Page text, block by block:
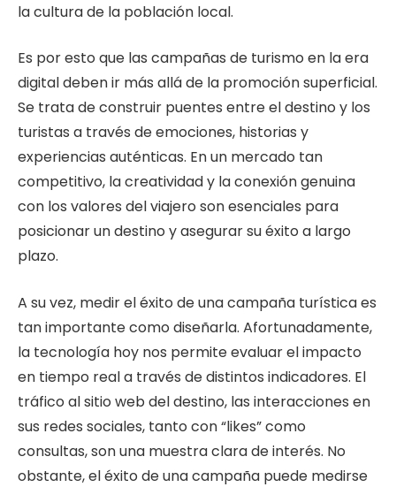
la cultura de la población local.
Es por esto que las campañas de turismo en la era
digital deben ir más allá de la promoción superficial.
Se trata de construir puentes entre el destino y los
turistas a través de emociones, historias y
experiencias auténticas. En un mercado tan
competitivo, la creatividad y la conexión genuina
con los valores del viajero son esenciales para
posicionar un destino y asegurar su éxito a largo
plazo.
A su vez, medir el éxito de una campaña turística es
tan importante como diseñarla. Afortunadamente,
la tecnología hoy nos permite evaluar el impacto
en tiempo real a través de distintos indicadores. El
tráfico al sitio web del destino, las interacciones en
sus redes sociales, tanto con “likes” como
consultas, son una muestra clara de interés. No
obstante, el éxito de una campaña puede medirse